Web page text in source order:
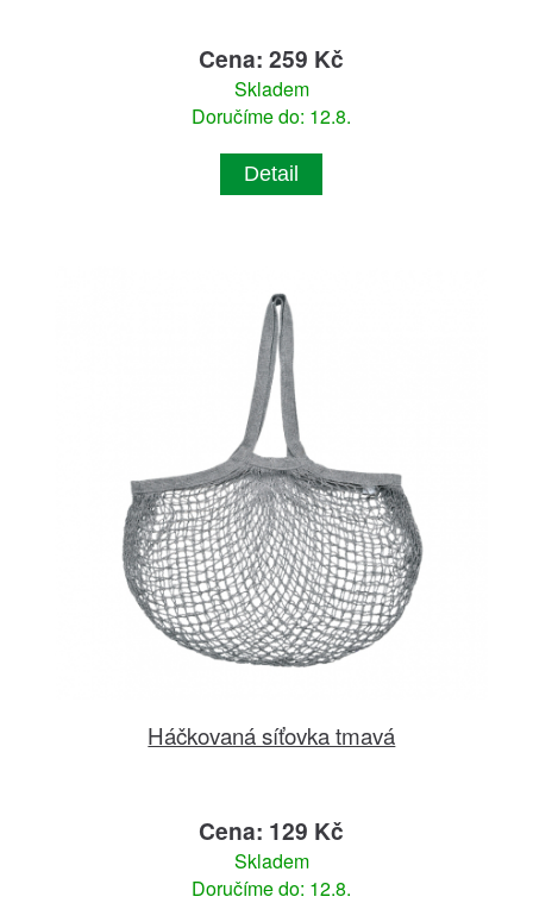
Cena: 259 Kč
Skladem
Doručíme do: 12.8.
Detail
Háčkovaná síťovka tmavá
Cena: 129 Kč
Skladem
Doručíme do: 12.8.